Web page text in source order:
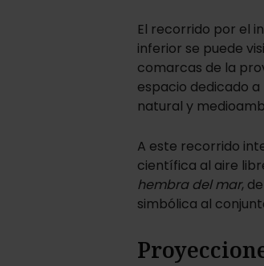
El recorrido por el
inferior se puede
comarcas de la
espacio dedicado a
natural y
A este recorrido
científica al aire
hembra del mar,
simbólica al